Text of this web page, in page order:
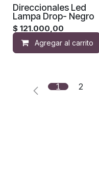
¡Nuevo!
Direccionales Led
Lampa Drop- Negro
$ 121.000,00
Agregar al carrito
1 2